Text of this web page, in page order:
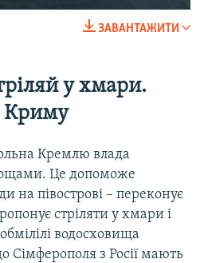
1080p
ЗАВАНТАЖИТИ
у хмари.
Криму
Кремлю влада
Це допоможе
на півострові – переконує
стріляти у хмари і
водосховища
Сімферополя з Росії мають